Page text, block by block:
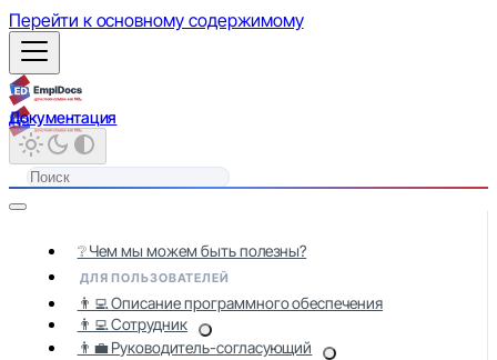
Перейти к основному содержимому
Документация
❔ Чем мы можем быть полезны?
ДЛЯ ПОЛЬЗОВАТЕЛЕЙ
👨‍💻 Описание программного обеспечения
👨‍💻 Сотрудник
👨‍💼 Руководитель-согласующий